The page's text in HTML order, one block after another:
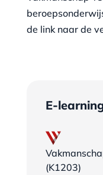
de link naar de
E-
(K1203)